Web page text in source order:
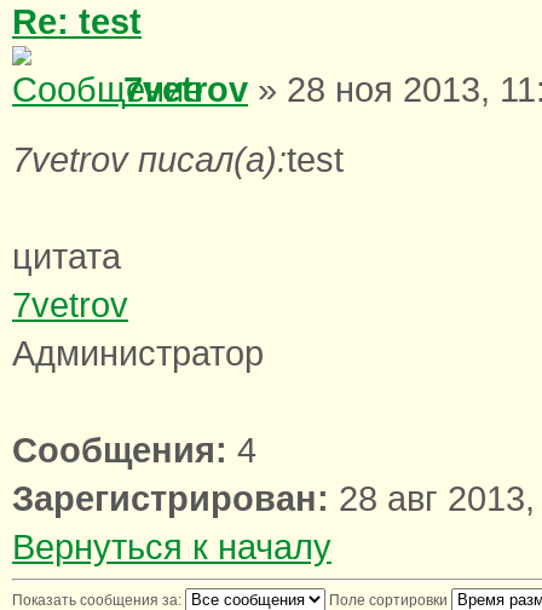
Re: test
7vetrov » 28 ноя 2013,
7vetrov писал(а):test
цитата
7vetrov
Администратор
Сообщения: 4
Зарегистрирован: 28 авг
Вернуться к началу
Показать сообщения за: Поле сортировки